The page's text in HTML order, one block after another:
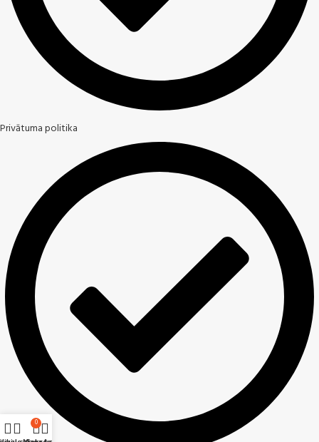
Privātuma politika
0